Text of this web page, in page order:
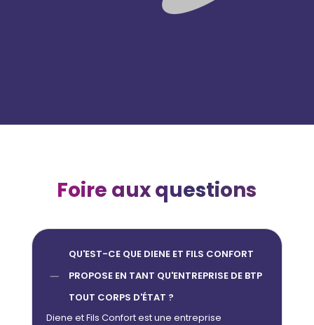
Foire aux questions
K
QU'EST-CE QUE DIENE ET FILS CONFORT
PROPOSE EN TANT QU'ENTREPRISE DE BTP
TOUT CORPS D'ÉTAT ?
Diene et Fils Confort est une entreprise